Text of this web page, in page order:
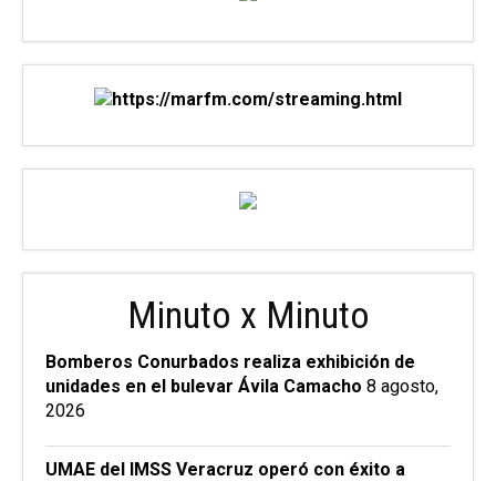
Minuto x Minuto
Bomberos Conurbados realiza exhibición de
unidades en el bulevar Ávila Camacho 8 agosto,
2026
UMAE del IMSS Veracruz operó con éxito a